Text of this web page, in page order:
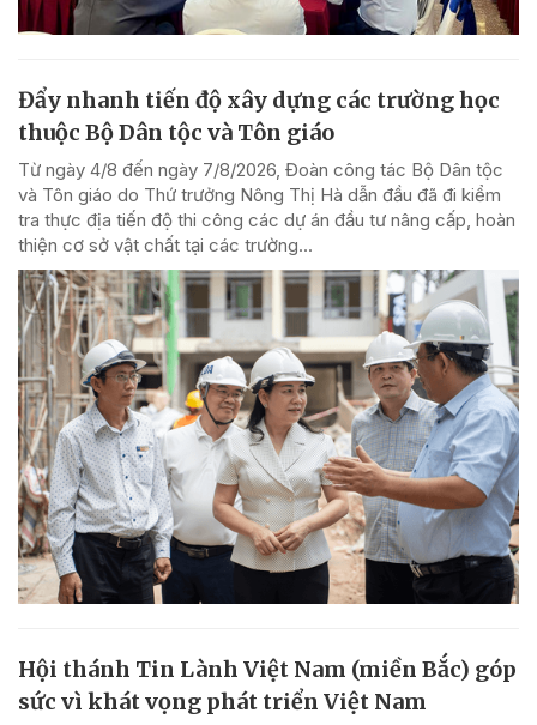
Đẩy nhanh tiến độ xây dựng các trường học
thuộc Bộ Dân tộc và Tôn giáo
Từ ngày 4/8 đến ngày 7/8/2026, Đoàn công tác Bộ Dân tộc
và Tôn giáo do Thứ trưởng Nông Thị Hà dẫn đầu đã đi kiểm
tra thực địa tiến độ thi công các dự án đầu tư nâng cấp, hoàn
thiện cơ sở vật chất tại các trường...
Hội thánh Tin Lành Việt Nam (miền Bắc) góp
sức vì khát vọng phát triển Việt Nam